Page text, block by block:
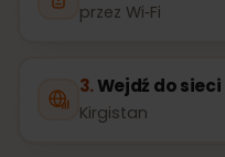
przez Wi‑Fi
Wejdź do sieci
Kirgistan